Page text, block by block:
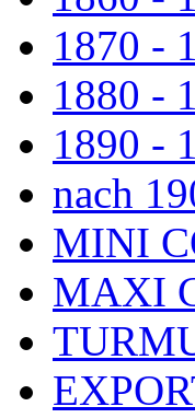
1870 -
1880 -
1890 -
nach
MINI
MAXI